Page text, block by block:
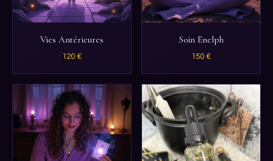
Vies Antérieures
120 €
Soin Enelph
150 €